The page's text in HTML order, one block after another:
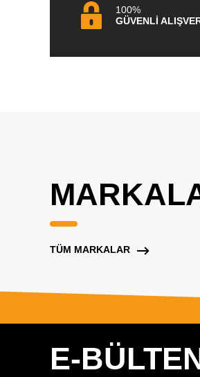
100%
GÜVENLİ
TÜM MARKALAR
E-